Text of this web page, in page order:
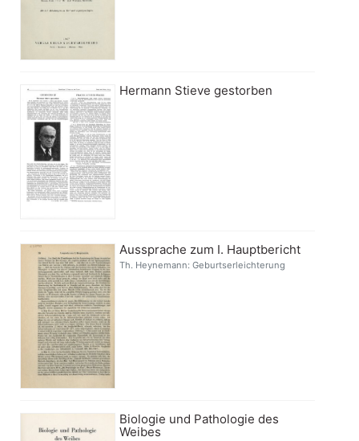
Hermann Stieve gestorben
Aussprache zum I. Hauptbericht
Th. Heynemann: Geburtserleichterung
Biologie und Pathologie des
Weibes